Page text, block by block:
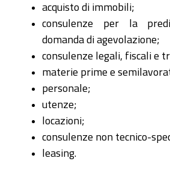
acquisto di immobili;
consulenze per la
domanda di agevolazione;
consulenze legali, fiscali e
materie prime e
personale;
utenze;
locazioni;
consulenze non tecnico-
leasing.